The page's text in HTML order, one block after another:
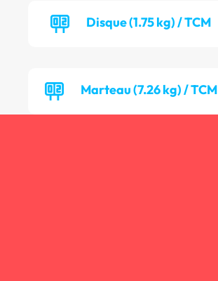
Disque (1.75 kg) / TCM
Marteau (7.26 kg) / TCM